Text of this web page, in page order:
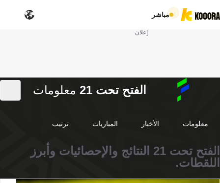
مباشر
إعلان
الفتح تحت 21 معلومات
معلومات الأخبار المباريات ترتيب
الفتح تحت 21 النتائج والإحصائيات وأبرز
اللقطات.